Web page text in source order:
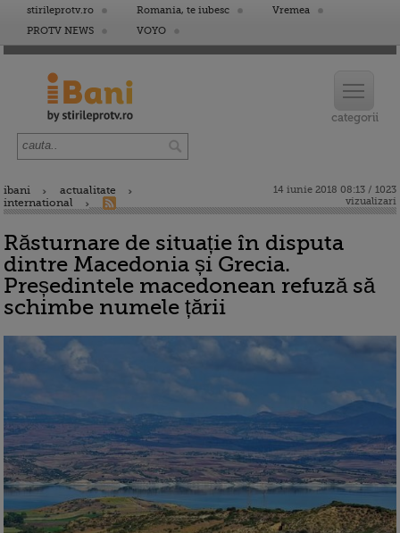
stirileprotv.ro Romania, te iubesc
Vremea
PROTV NEWS
VOYO
ibani
actualitate
international
14 iunie 2018 08:13 / 1023
vizualizari
Răsturnare de situație în disputa
dintre Macedonia și Grecia.
Președintele macedonean refuză să
schimbe numele țării